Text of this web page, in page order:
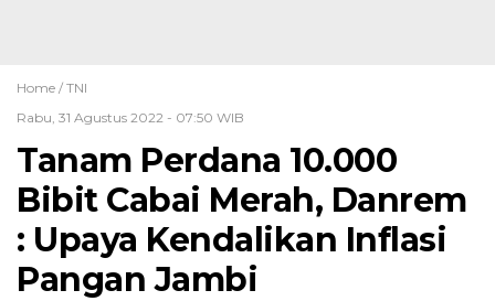
Home / TNI
Rabu, 31 Agustus 2022 - 07:50 WIB
Tanam Perdana 10.000
Bibit Cabai Merah, Danrem
: Upaya Kendalikan Inflasi
Pangan Jambi